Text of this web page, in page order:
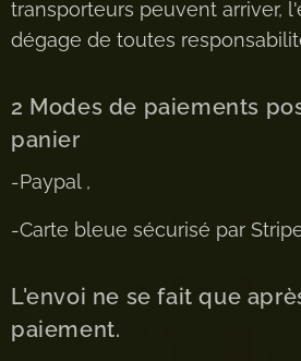
transporteurs peuvent arriver,
dégage de toutes
2 Modes de paiements
panier
-Paypal ,
-Carte bleue sécurisé par
L'envoi ne se fait que
paiement.